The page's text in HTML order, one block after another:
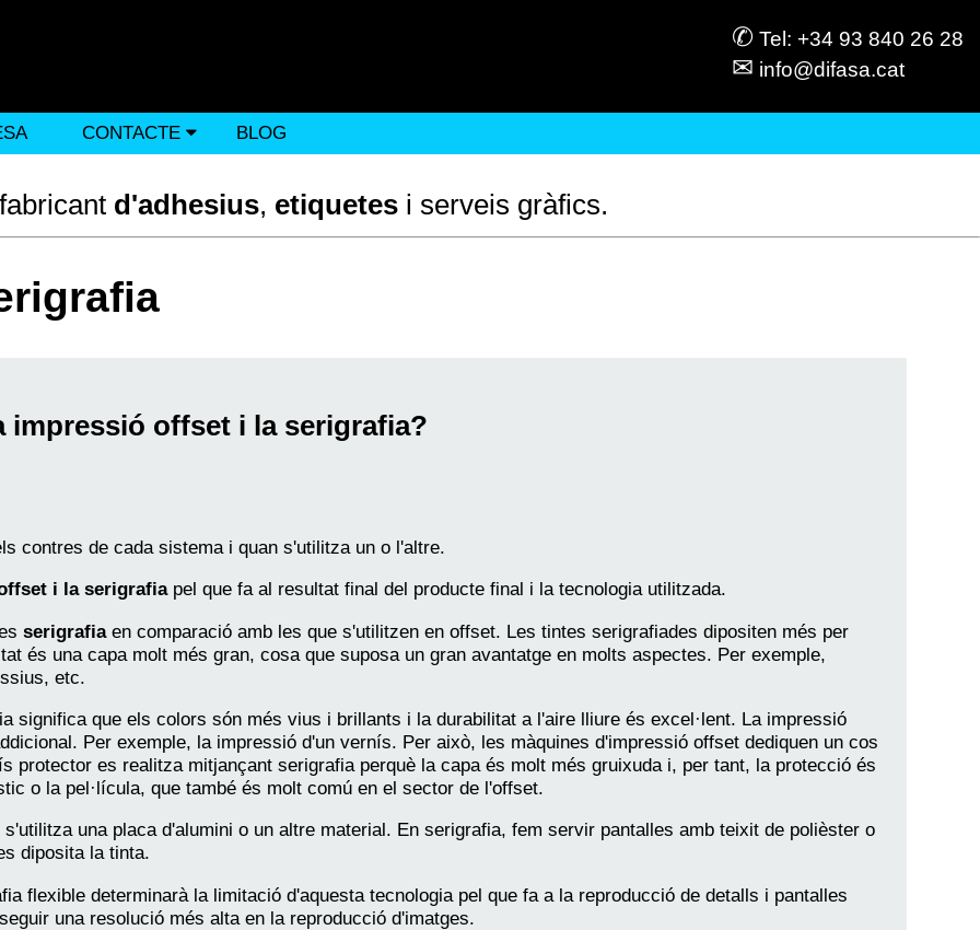
✆ Tel: +34 93 840 26 28
✉ info@difasa.cat
CONTACTE BLOG
d'adhesius, etiquetes i serveis gràfics.
impressió offset i la serigrafia?
contres de cada sistema i quan s'utilitza un o l'altre.
i la serigrafiapel que fa al resultat final del producte final i la tecnologia utilitzada.
serigrafiaen comparació amb les que s'utilitzen en offset. Les tintes serigrafiades dipositen més per
és una capa molt més gran, cosa que suposa un gran avantatge en molts aspectes. Per exemple,
etc.
significa que els colors són més vius i brillants i la durabilitat a l'aire lliure és excel·lent. La impressió
Per exemple, la impressió d'un vernís. Per això, les màquines d'impressió offset dediquen un cos
protector es realitza mitjançant serigrafia perquè la capa és molt més gruixuda i, per tant, la protecció és
o la pel·lícula, que també és molt comú en el sector de l'offset.
s'utilitza una placa d'alumini o un altre material. En serigrafia, fem servir pantalles amb teixit de polièster o
diposita la tinta.
flexible determinarà la limitació d'aquesta tecnologia pel que fa a la reproducció de detalls i pantalles
una resolució més alta en la reproducció d'imatges.